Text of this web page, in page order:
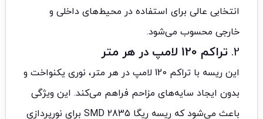
انتخابی عالی برای استفاده در محیط‌های داخلی و
خارجی محسوب می‌شود.
2. تراکم 120 لامپ در هر متر
این ریسه با تراکم 120 لامپ در هر متر، نوری یکنواخت و
بدون ایجاد سایه‌های مزاحم فراهم می‌کند. این ویژگی
باعث می‌شود که ریسه ریگا 2835 SMD برای نورپردازی